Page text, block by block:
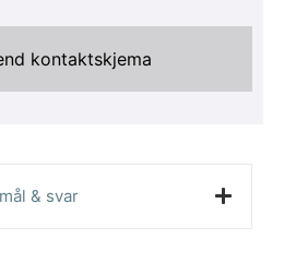
kontaktskjema
& svar